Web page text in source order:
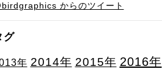
からのツイート
グ
年 2014年 2015年 2016年